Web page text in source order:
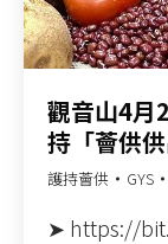
觀音山4
持「薈供
護持薈供 GYS
➤ https://